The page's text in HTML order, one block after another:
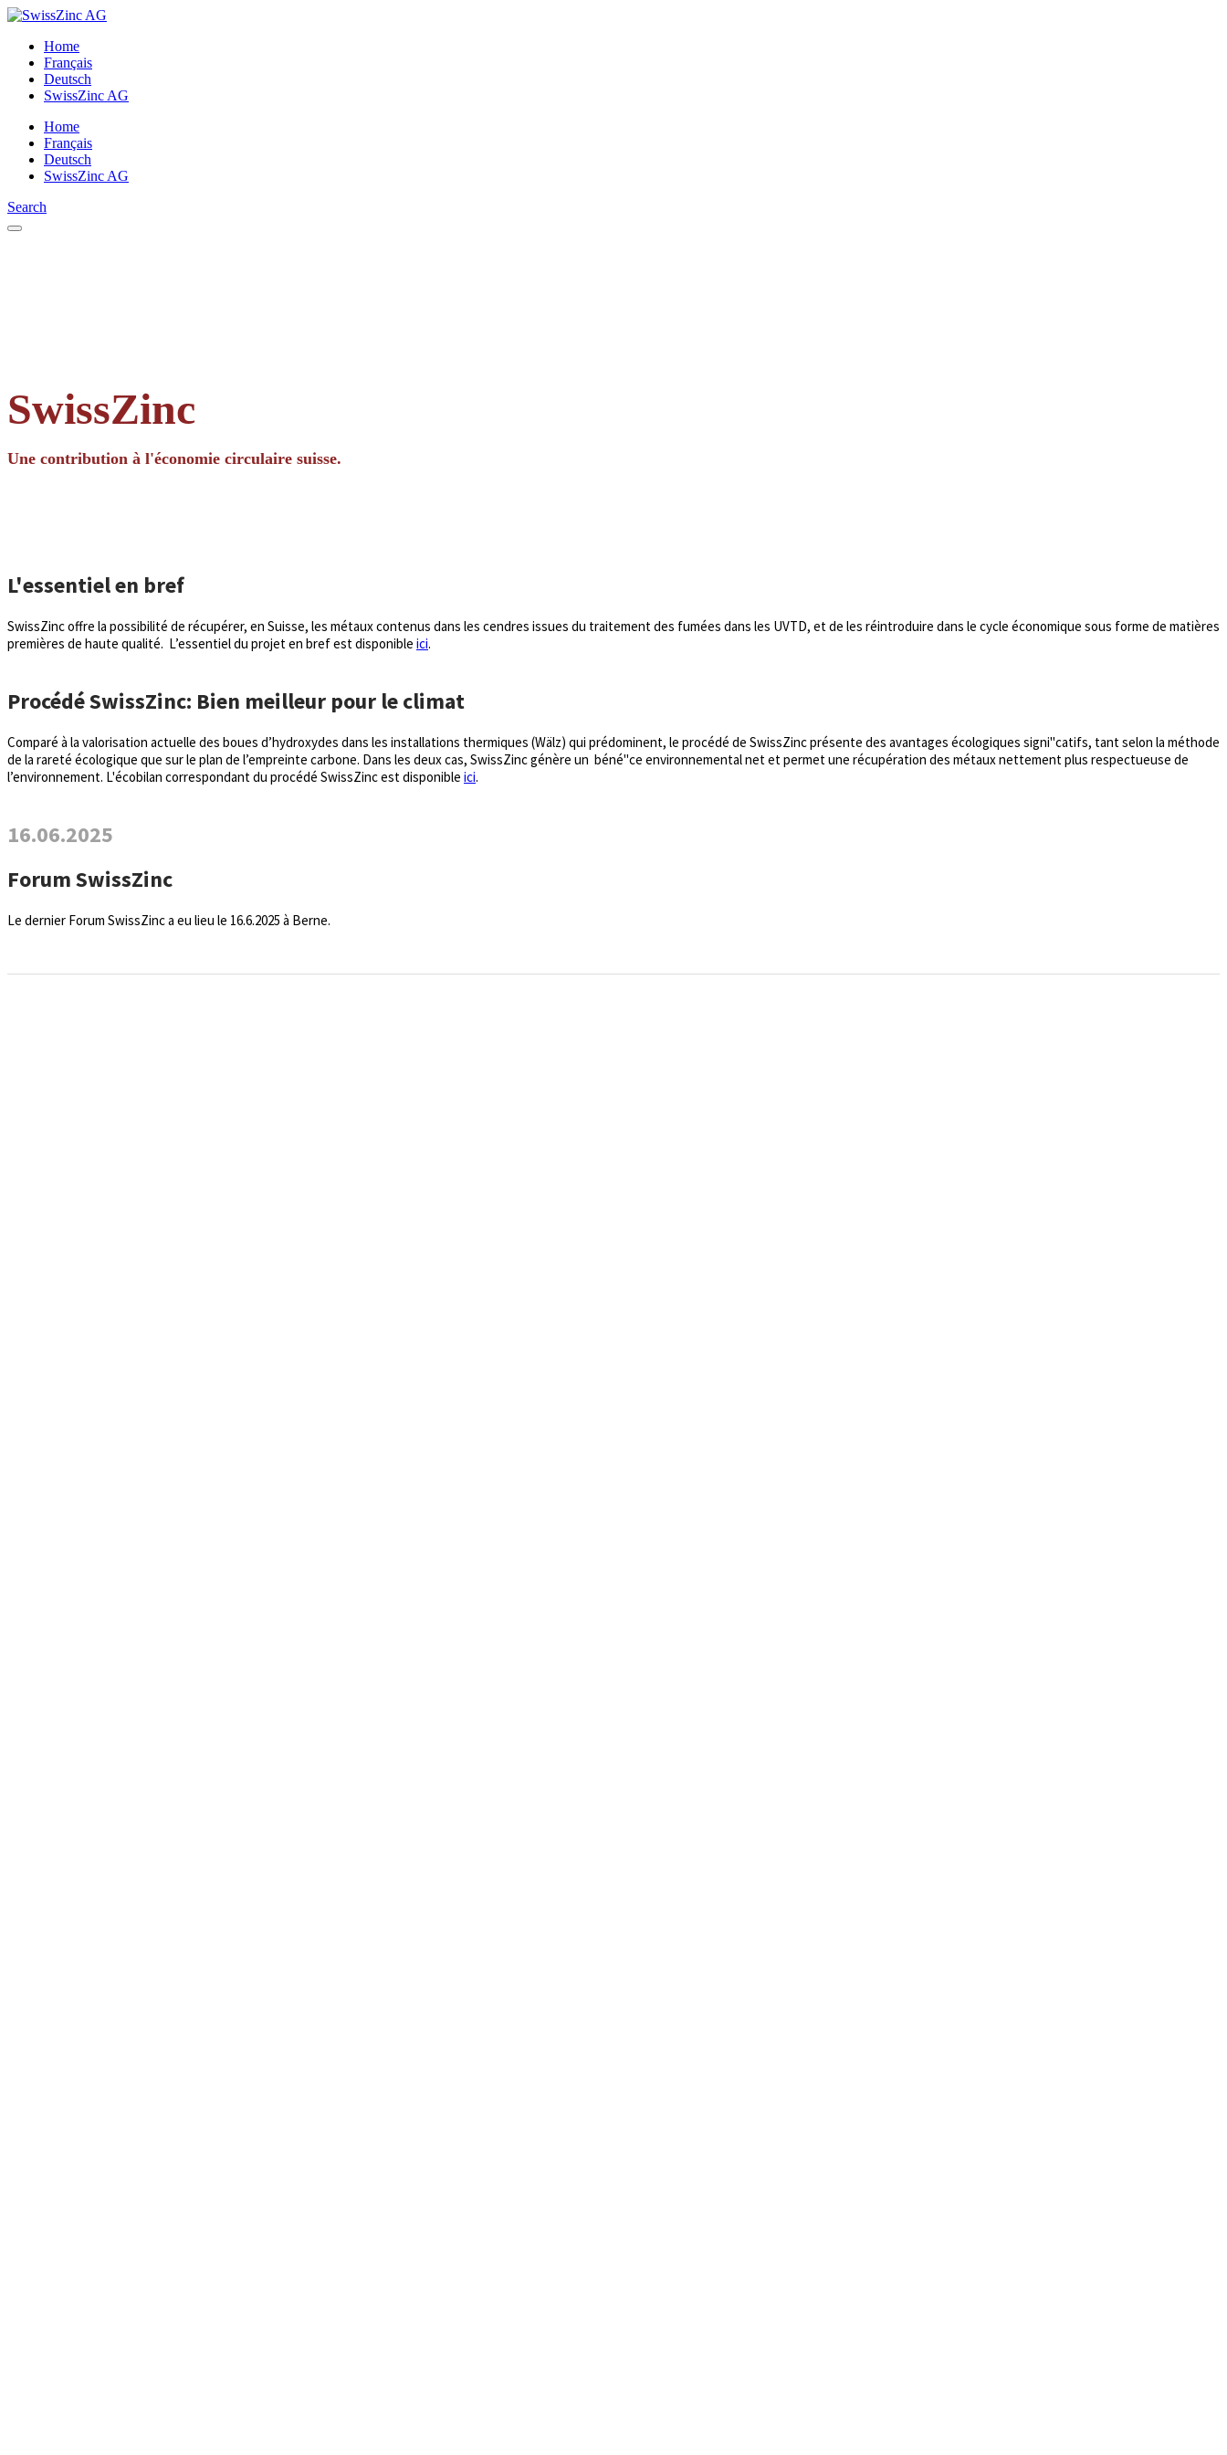
Home
Français
Deutsch
SwissZinc AG
Home
Français
Deutsch
SwissZinc AG
Search
SwissZinc
Une contribution à l'économie circulaire suisse.
L'essentiel en bref
SwissZinc offre la possibilité de récupérer, en Suisse, les métaux contenus dans les cendres issues du traitement des fumées dans les UVTD, et de les réintroduire dans le cycle économique sous forme de matières
premières de haute qualité. L’essentiel du projet en bref est disponible ici.
​Procédé SwissZinc: Bien meilleur pour le climat
Comparé à la valorisation actuelle des boues d’hydroxydes dans les installations thermiques (Wälz) qui prédominent, le procédé de SwissZinc présente des avantages écologiques signi"catifs, tant selon la méthode
de la rareté écologique que sur le plan de l’empreinte carbone. Dans les deux cas, SwissZinc génère un béné"ce environnemental net et permet une récupération des métaux nettement plus respectueuse de
l’environnement. L'écobilan correspondant du procédé SwissZinc est disponible ici.
16.06.2025
Forum SwissZinc
Le dernier Forum SwissZinc a eu lieu le 16.6.2025 à Berne.​